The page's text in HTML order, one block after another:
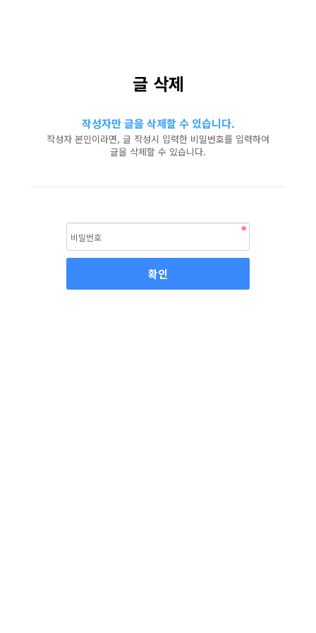
글 삭제
작성자만 글을 삭제할 수 있습니다.
작성자 본인이라면, 글 작성시 입력한 비밀번호를 입력하여
글을 삭제할 수 있습니다.